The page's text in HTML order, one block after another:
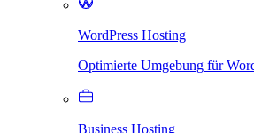
WordPress Hosting
Optimierte Umgebung für
Business Hosting